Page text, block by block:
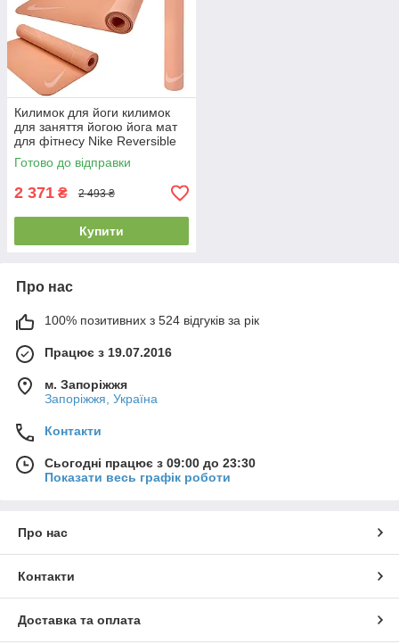
Килимок для йоги килимок
для заняття йогою йога мат
для фітнесу Nike Reversible
Yoga Mat Apricot 172х61х0,4
см
Готово до відправки
2 371 ₴ 2 493 ₴
Купити
Про нас
100% позитивних з 524 відгуків за рік
Працює з 19.07.2016
м. Запоріжжя
Запоріжжя, Україна
Контакти
Сьогодні працює з 09:00 до 23:30
Показати весь графік роботи
Про нас
Контакти
Доставка та оплата